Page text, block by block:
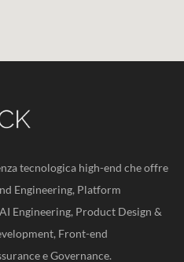
tecnologica high-end che offre
Engineering, Platform
Engineering, Product Design &
Front-end
e Governance.